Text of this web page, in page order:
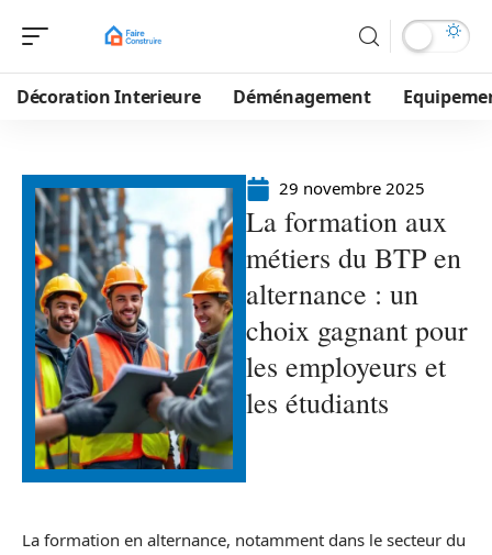
Décoration Interieure Déménagement
29 novembre 2025
La formation aux
métiers du BTP en
alternance : un
choix gagnant pour
les employeurs et
les étudiants
La formation en alternance, notamment dans le secteur du